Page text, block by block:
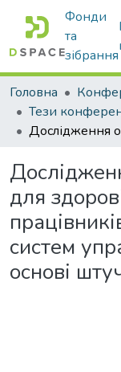
Фонди
та
зібрання
Головна
Тези
для
систем
основі